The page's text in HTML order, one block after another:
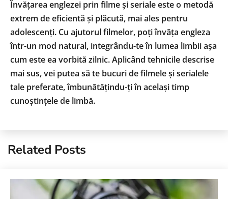
Învățarea englezei prin filme și seriale este o metodă
extrem de eficientă și plăcută, mai ales pentru
adolescenți. Cu ajutorul filmelor, poți învăța engleza
într-un mod natural, integrându-te în lumea limbii așa
cum este ea vorbită zilnic. Aplicând tehnicile descrise
mai sus, vei putea să te bucuri de filmele și serialele
tale preferate, îmbunătățindu-ți în același timp
cunoștințele de limbă.
Related Posts